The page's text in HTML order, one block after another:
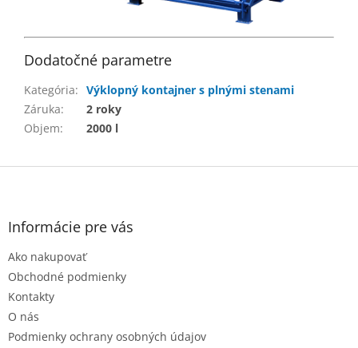
Dodatočné parametre
Kategória: Výklopný kontajner s plnými stenami
Záruka:
2 roky
Objem: 2000 l
Z
Informácie pre vás
Ako nakupovať
Obchodné podmienky
Kontakty
O nás
Podmienky ochrany osobných údajov